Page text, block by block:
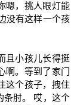
嗯，挑人眼灯能
没有这样一个孩
且小孩儿长得挺
啊。等到了家门
这个孩子，拽住
条肘。 哎，这个